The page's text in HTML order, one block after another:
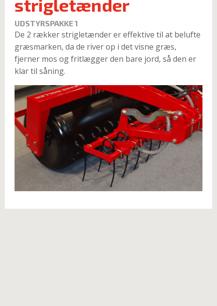
strigletænder
UDSTYRSPAKKE 1
De 2 rækker strigletænder er effektive til at belufte
græsmarken, da de river op i det visne græs,
fjerner mos og fritlægger den bare jord, så den er
klar til såning.